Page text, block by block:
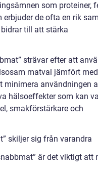
som proteiner,
de ofta en rik
till att stärka
strävar efter att
matval jämfört med
minimera användningen
hälsoeffekter som kan
smakförstärkare och
skiljer sig från varandra
är det viktigt att